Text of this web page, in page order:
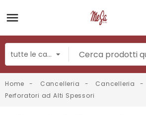
Home Cancelleria Cancelleria
Perforatori ad Alti Spessori